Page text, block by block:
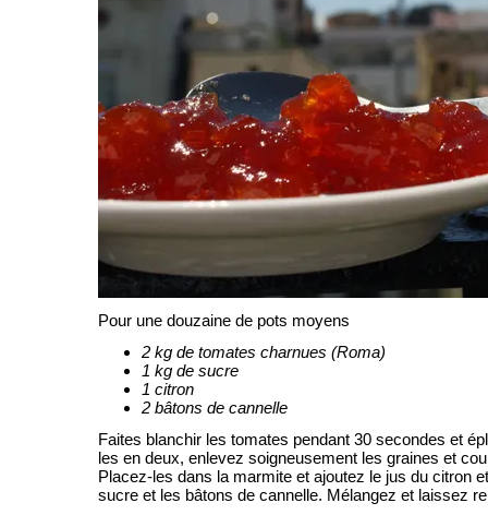
Pour une douzaine de pots moyens
2 kg de tomates charnues (Roma)
1 kg de sucre
1 citron
2 bâtons de cannelle
Faites blanchir les tomates pendant 30 secondes et
les en deux, enlevez soigneusement les graines et
Placez-les dans la marmite et ajoutez le jus du citron
sucre et les bâtons de cannelle. Mélangez et laissez